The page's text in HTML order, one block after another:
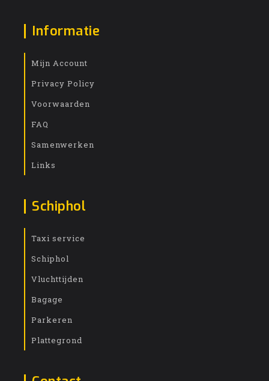
Informatie
Mijn Account
Privacy Policy
Voorwaarden
FAQ
Samenwerken
Links
Schiphol
Taxi service
Schiphol
Vluchttijden
Bagage
Parkeren
Plattegrond